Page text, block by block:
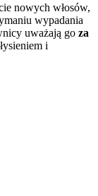
nowych włosów,
wypadania
uważają go za
i